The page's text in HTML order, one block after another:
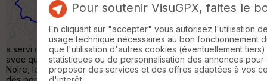
Superbe boucle faite avec Pascale et
Pierre-Yves qui connaît plutôt bien le coin et
a servi de guide. Un beau florigèle de sentiers en sous-bois
avec quelques portions en crètes avec vue sur la Montagne
Noire, les Pyrénées, les vallées de l'Ariège et de la Garonne,
Pour soutenir VisuGPX, faites le
En cliquant sur "accepter" vous autorisez l'utilisation
usage technique nécessaires au bon fonctionnement
que l'utilisation d'autres cookies (éventuellement
statistiques ou de personnalisation des annonces pour
proposer des services et des offres adaptées à vos